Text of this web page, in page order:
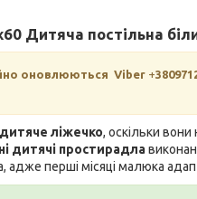
Дитяча постільна
оновлюються Viber +
ліжечко, оскільки вони
дитячі простирадла
перші місяці малюка